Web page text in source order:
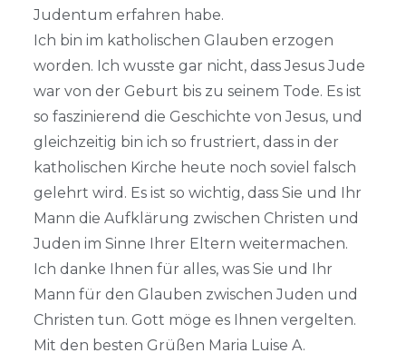
Judentum erfahren habe.
Ich bin im katholischen Glauben erzogen
worden. Ich wusste gar nicht, dass Jesus Jude
war von der Geburt bis zu seinem Tode. Es ist
so faszinierend die Geschichte von Jesus, und
gleichzeitig bin ich so frustriert, dass in der
katholischen Kirche heute noch soviel falsch
gelehrt wird. Es ist so wichtig, dass Sie und Ihr
Mann die Aufklärung zwischen Christen und
Juden im Sinne Ihrer Eltern weitermachen.
Ich danke Ihnen für alles, was Sie und Ihr
Mann für den Glauben zwischen Juden und
Christen tun. Gott möge es Ihnen vergelten.
Mit den besten Grüßen Maria Luise A.